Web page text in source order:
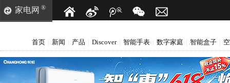
家电网 ®
首页 新闻 产品 Discover 智能手表 数字家庭 智能盒子